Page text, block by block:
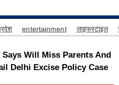
entertainment लाइफस्टाइल
Will Miss Parents And
Delhi Excise Policy Case